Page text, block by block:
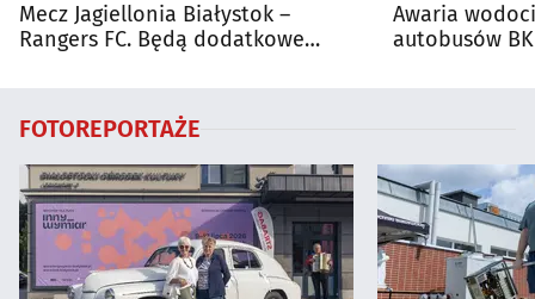
Mecz Jagiellonia Białystok –
Rangers FC. Będą dodatkowe
Awaria
autobusów
FOTOREPORTAŻE